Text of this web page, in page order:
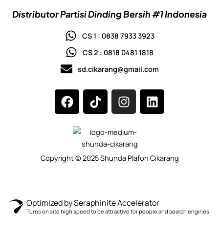
Distributor Partisi Dinding Bersih #1 Indonesia
CS 1 : 0838 7933 3923
CS 2 : 0818 0481 1818
sd.cikarang@gmail.com
F
a
c
e
b
o
o
T
i
k
t
o
k
I
n
s
t
a
g
r
L
i
n
d
i
Copyright © 2025 Shunda Plafon Cikarang
Optimized by Seraphinite Accelerator
Turns on site high speed to be attractive for people and search engines.